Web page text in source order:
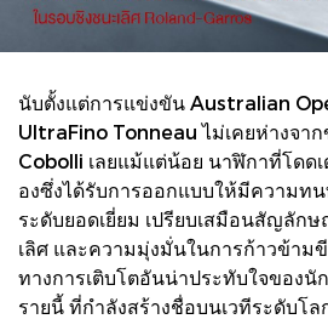
นับตั้งแต่การแข่งขัน Australian
UltraFino Tonneau ไม่เคยห่างจา
Cobolli เลยแม้แต่น้อย นาฬิกาที่โดด
องซึ่งได้รับการออกแบบให้มีความท
ระดับยอดเยี่ยม เปรียบเสมือนสัญลัก
เลิศ และความมุ่งมั่นในการก้าวข้าม
ทางการเติบโตอันน่าประทับใจของนั
รายนี้ ที่กำลังสร้างชื่อบนเวทีระดับโล